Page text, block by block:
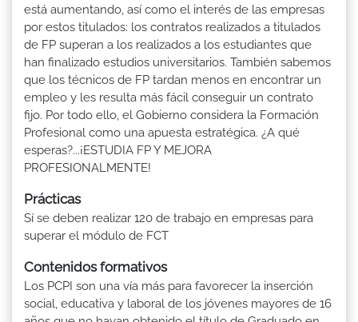
está aumentando, así como el interés de las empresas
por estos titulados: los contratos realizados a titulados
de FP superan a los realizados a los estudiantes que
han finalizado estudios universitarios. También sabemos
que los técnicos de FP tardan menos en encontrar un
empleo y les resulta más fácil conseguir un contrato
fijo. Por todo ello, el Gobierno considera la Formación
Profesional como una apuesta estratégica. ¿A qué
esperas?...¡ESTUDIA FP Y MEJORA
PROFESIONALMENTE!
Prácticas
Sí se deben realizar 120 de trabajo en empresas para
superar el módulo de FCT
Contenidos formativos
Los PCPI son una vía más para favorecer la inserción
social, educativa y laboral de los jóvenes mayores de 16